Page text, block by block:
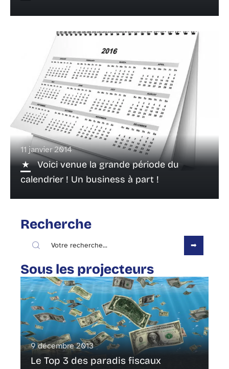
11 janvier 2014
Voici venue la grande période du
calendrier ! Un business à part !
Recherche
Sous les projecteurs
9 décembre 2013
Le Top 3 des paradis fiscaux